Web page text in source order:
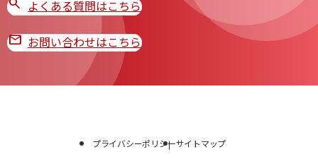
search よくある質問はこちら
mail お問い合わせはこちら
プライバシーポリシーサイトマップ